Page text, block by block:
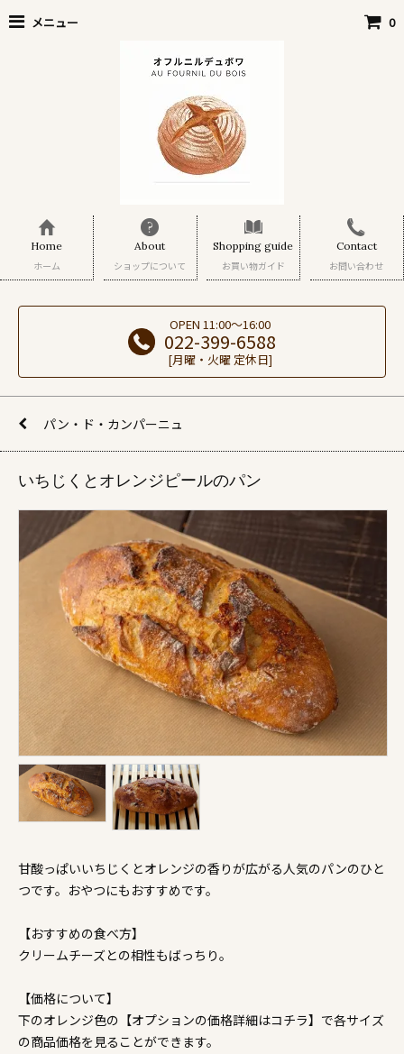
メニュー 0
Home
ホーム
About
ショップについて
Shopping guide
お買い物ガイド
Contact
お問い合わせ
OPEN 11:00～16:00
022-399-6588
[月曜・火曜 定休日]
パン・ド・カンパーニュ
いちじくとオレンジピールのパン
甘酸っぱいいちじくとオレンジの香りが広がる人気のパンのひと
つです。おやつにもおすすめです。
【おすすめの食べ方】
クリームチーズとの相性もばっちり。
【価格について】
下のオレンジ色の【オプションの価格詳細はコチラ】で各サイズ
の商品価格を見ることができます。